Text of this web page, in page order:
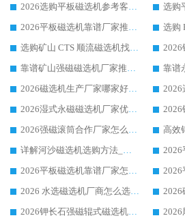
2026选购平板磁选机参考客户真实体验，华体会手机网页版-华体会(中国) 厂家行业口碑排名前列
2026平板磁选机靠谱厂家推荐_ 华体会手机网页版-华体会(中国) 凭借良好口碑获得众多客户认可
选购矿山 CTS 顺流磁选机找实体厂家，华体会手机网页版-华体会(中国) 按需定制设备配套完善售后
靠谱矿山强磁磁选机厂家推荐 2026客户真实使用心得分享
2026磁选机生产厂家哪家好?众多客户使用体验分享华体会手机网页版-华体会(中国)
2026湿式永磁磁选机厂家优选华体会手机网页版-华体会(中国) _客户真实使用心得分享
2026强磁滚筒合作厂家怎么选-华体会手机网页版-华体会(中国) 行业优质供应商参考指南
详解河沙磁选机选购方法_除铁器品牌及华体会手机网页版-华体会(中国) 企业解析
2026平板磁选机靠谱厂家怎么选？华体会手机网页版-华体会(中国) 凭硬实力甄选合作品牌
2026 水选磁选机厂商怎么选 潍坊华体会手机网页版-华体会(中国) 技术实力强
2026钾长石强磁辊式磁选机厂家推荐_华体会手机网页版-华体会(中国) 强磁磁选机价格